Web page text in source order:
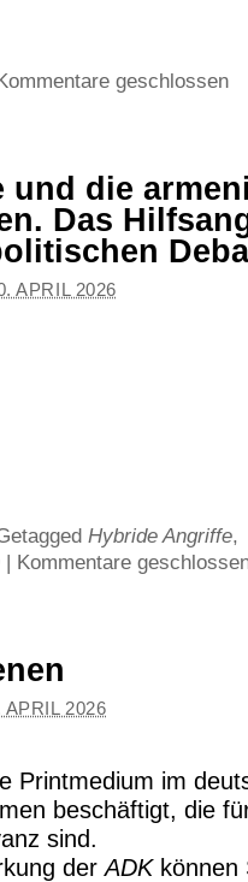
geschlossen
und die
Das
APRIL 2026
Hybride Angriffe,
| Kommentare
APRIL 2026
Printmedium im
beschäftigt, die
sind.
derADKkönnen